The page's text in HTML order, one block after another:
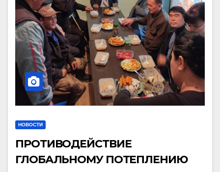
НОВОСТИ
ПРОТИВОДЕЙСТВИЕ
ГЛОБАЛЬНОМУ ПОТЕПЛЕНИЮ